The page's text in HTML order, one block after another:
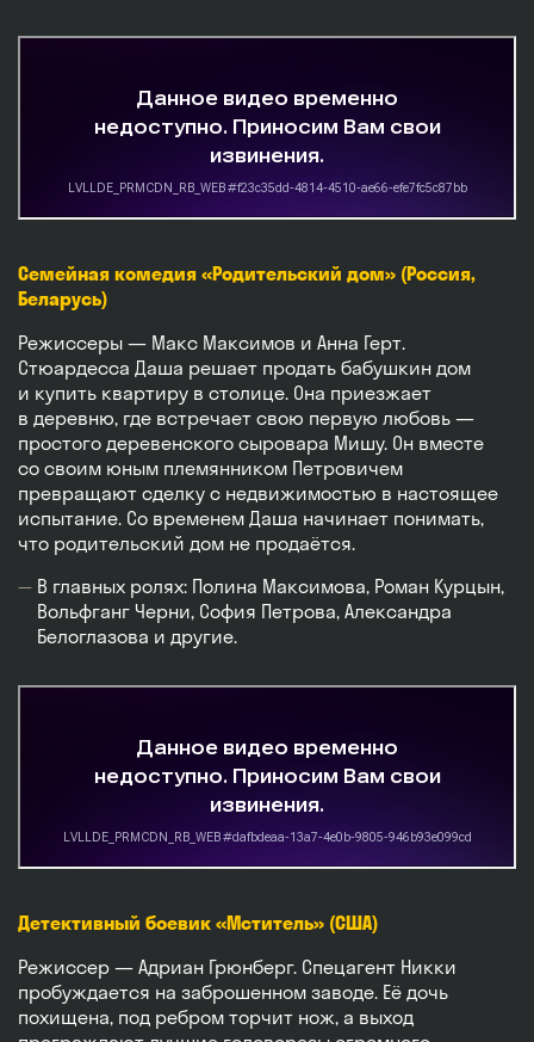
Семейная комедия «Родительский дом» (Россия,
Беларусь)
Режиссеры — Макс Максимов и Анна Герт.
Стюардесса Даша решает продать бабушкин дом
и купить квартиру в столице. Она приезжает
в деревню, где встречает свою первую любовь —
простого деревенского сыровара Мишу. Он вместе
со своим юным племянником Петровичем
превращают сделку с недвижимостью в настоящее
испытание. Со временем Даша начинает понимать,
что родительский дом не продаётся.
В главных ролях: Полина Максимова, Роман Курцын,
Вольфганг Черни, София Петрова, Александра
Белоглазова и другие.
Детективный боевик «Мститель» (США)
Режиссер — Адриан Грюнберг. Спецагент Никки
пробуждается на заброшенном заводе. Её дочь
похищена, под ребром торчит нож, а выход